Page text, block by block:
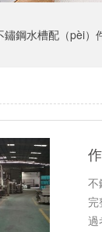
鏽鋼水槽配（pèi）
不
過